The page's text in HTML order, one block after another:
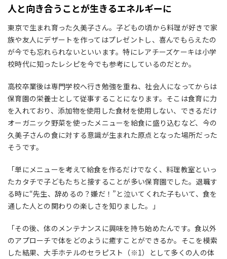
人と向き合うことが生きるエネルギーに
東京で生まれ育った久美子さん。子どもの頃から料理が好きで家
族や友人にデザートを作ってはプレゼントし、喜んでもらえたの
が今でも忘れられないといいます。特にレアチーズケーキは小学
校時代に知ったレシピを今でも参考にしているのだとか。
高校卒業後は専門学校へ行き勉強を重ね、社会人になってからは
保育園の栄養士として従事することになります。そこは食育に力
を入れており、添加物を使用した食材を使用しない、できるだけ
オーガニック野菜を使ったメニューを給食に盛り込むなど、今の
久美子さんの食に対する意識が生まれた原点となった場所だった
そうです。
「単にメニューを考えて給食を作るだけでなく、料理教室といっ
たカタチで子どもたちと接することが多い保育園でした。退職す
る時に“先生、辞めるの？嫌だ！”と泣いてくれた子もいて、食を
通した人との関わりの楽しさを知りました。」
「その後、体のメンテナンスに興味を持ち始めたんです。食以外
のアプローチで体をどのように癒すことができるか。そこを模索
した結果、大手ホテルのセラピスト （※1）
として多くの人の体